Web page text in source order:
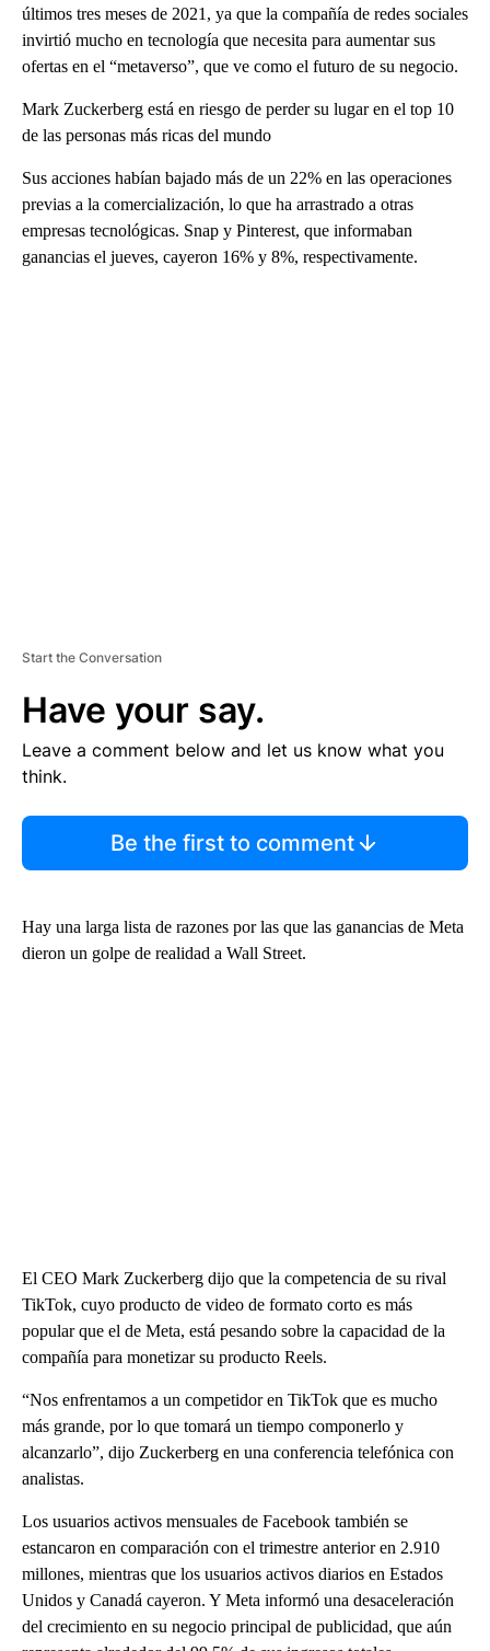
últimos tres meses de 2021, ya que la compañía de redes sociales
invirtió mucho en tecnología que necesita para aumentar sus
ofertas en el “metaverso”, que ve como el futuro de su negocio.
Mark Zuckerberg está en riesgo de perder su lugar en el top 10
de las personas más ricas del mundo
Sus acciones habían bajado más de un 22% en las operaciones
previas a la comercialización, lo que ha arrastrado a otras
empresas tecnológicas. Snap y Pinterest, que informaban
ganancias el jueves, cayeron 16% y 8%, respectivamente.
Start the Conversation
Have your say.
Leave a comment below and let us know what you
think.
Be the first to comment
Hay una larga lista de razones por las que las ganancias de Meta
dieron un golpe de realidad a Wall Street.
El CEO Mark Zuckerberg dijo que la competencia de su rival
TikTok, cuyo producto de video de formato corto es más
popular que el de Meta, está pesando sobre la capacidad de la
compañía para monetizar su producto Reels.
“Nos enfrentamos a un competidor en TikTok que es mucho
más grande, por lo que tomará un tiempo componerlo y
alcanzarlo”, dijo Zuckerberg en una conferencia telefónica con
analistas.
Los usuarios activos mensuales de Facebook también se
estancaron en comparación con el trimestre anterior en 2.910
millones, mientras que los usuarios activos diarios en Estados
Unidos y Canadá cayeron. Y Meta informó una desaceleración
del crecimiento en su negocio principal de publicidad, que aún